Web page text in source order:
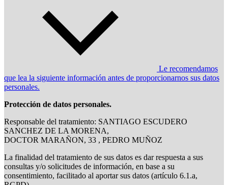
Le recomendamos
que lea la siguiente información antes de proporcionarnos sus datos
personales.
Protección de datos personales.
Responsable del tratamiento: SANTIAGO ESCUDERO
SANCHEZ DE LA MORENA,
DOCTOR MARAÑON, 33 , PEDRO MUÑOZ
La finalidad del tratamiento de sus datos es dar respuesta a sus
consultas y/o solicitudes de información, en base a su
consentimiento, facilitado al aportar sus datos (artículo 6.1.a,